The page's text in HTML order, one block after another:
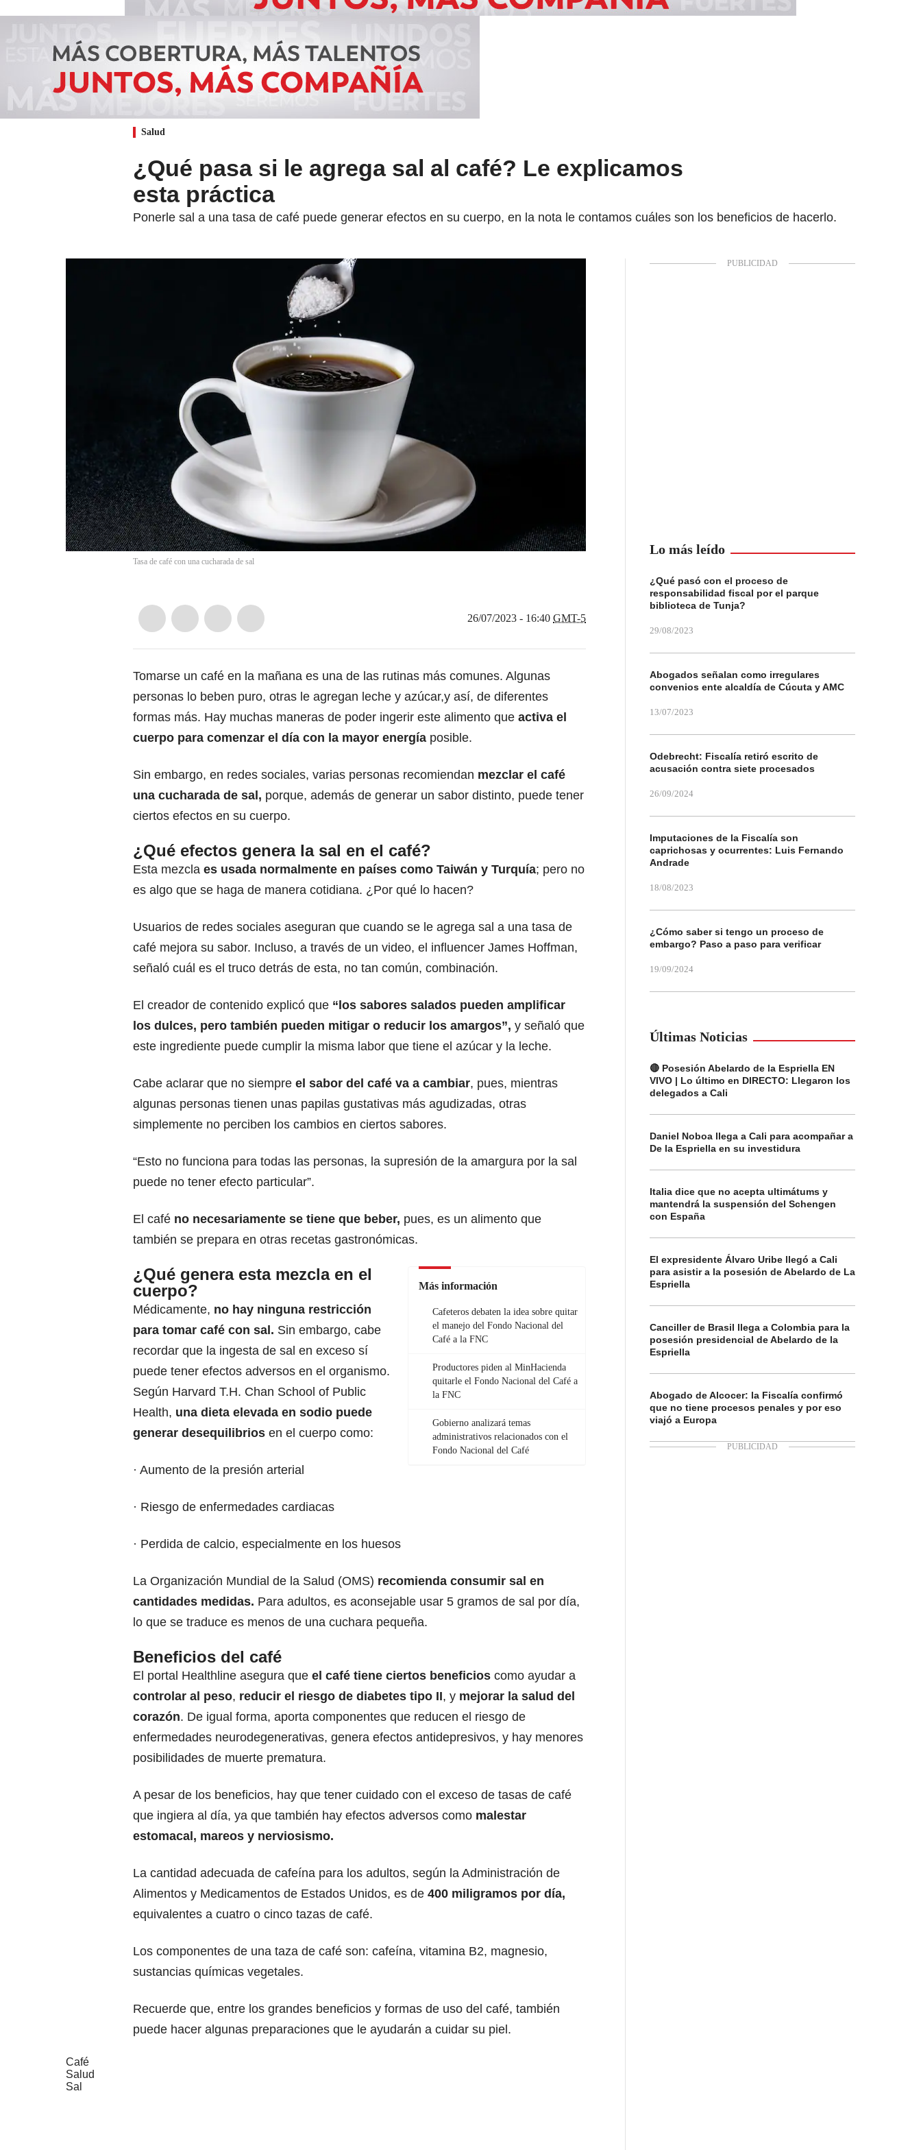
Salud
¿Qué pasa si le agrega sal al café? Le explicamos
esta práctica
Ponerle sal a una tasa de café puede generar efectos en su cuerpo, en la nota le contamos cuáles son los beneficios de hacerlo.
Tasa de café con una cucharada de sal
26/07/2023 - 16:40 GMT-5
Tomarse un café en la mañana es una de las rutinas más comunes. Algunas
personas lo beben puro, otras le agregan leche y azúcar,y así, de diferentes
formas más. Hay muchas maneras de poder ingerir este alimento que activa el
cuerpo para comenzar el día con la mayor energía posible.
Sin embargo, en redes sociales, varias personas recomiendan mezclar el café
una cucharada de sal, porque, además de generar un sabor distinto, puede tener
ciertos efectos en su cuerpo.
¿Qué efectos genera la sal en el café?
Esta mezcla es usada normalmente en países como Taiwán y Turquía; pero no
es algo que se haga de manera cotidiana. ¿Por qué lo hacen?
Usuarios de redes sociales aseguran que cuando se le agrega sal a una tasa de
café mejora su sabor. Incluso, a través de un video, el influencer James Hoffman,
señaló cuál es el truco detrás de esta, no tan común, combinación.
El creador de contenido explicó que “los sabores salados pueden amplificar
los dulces, pero también pueden mitigar o reducir los amargos”, y señaló que
este ingrediente puede cumplir la misma labor que tiene el azúcar y la leche.
Cabe aclarar que no siempre el sabor del café va a cambiar, pues, mientras
algunas personas tienen unas papilas gustativas más agudizadas, otras
simplemente no perciben los cambios en ciertos sabores.
“Esto no funciona para todas las personas, la supresión de la amargura por la sal
puede no tener efecto particular”.
El café no necesariamente se tiene que beber, pues, es un alimento que
también se prepara en otras recetas gastronómicas.
Más información
Cafeteros debaten la idea sobre quitar
el manejo del Fondo Nacional del
Café a la FNC
Productores piden al MinHacienda
quitarle el Fondo Nacional del Café a
la FNC
Gobierno analizará temas
administrativos relacionados con el
Fondo Nacional del Café
¿Qué genera esta mezcla en el
cuerpo?
Médicamente, no hay ninguna restricción
para tomar café con sal. Sin embargo, cabe
recordar que la ingesta de sal en exceso sí
puede tener efectos adversos en el organismo.
Según Harvard T.H. Chan School of Public
Health, una dieta elevada en sodio puede
generar desequilibrios en el cuerpo como:
· Aumento de la presión arterial
· Riesgo de enfermedades cardiacas
· Perdida de calcio, especialmente en los huesos
La Organización Mundial de la Salud (OMS) recomienda consumir sal en
cantidades medidas. Para adultos, es aconsejable usar 5 gramos de sal por día,
lo que se traduce es menos de una cuchara pequeña.
Beneficios del café
El portal Healthline asegura que el café tiene ciertos beneficios como ayudar a
controlar al peso, reducir el riesgo de diabetes tipo II, y mejorar la salud del
corazón. De igual forma, aporta componentes que reducen el riesgo de
enfermedades neurodegenerativas, genera efectos antidepresivos, y hay menores
posibilidades de muerte prematura.
A pesar de los beneficios, hay que tener cuidado con el exceso de tasas de café
que ingiera al día, ya que también hay efectos adversos como malestar
estomacal, mareos y nerviosismo.
La cantidad adecuada de cafeína para los adultos, según la Administración de
Alimentos y Medicamentos de Estados Unidos, es de 400 miligramos por día,
equivalentes a cuatro o cinco tazas de café.
Los componentes de una taza de café son: cafeína, vitamina B2, magnesio,
sustancias químicas vegetales.
Recuerde que, entre los grandes beneficios y formas de uso del café, también
puede hacer algunas preparaciones que le ayudarán a cuidar su piel.
Café
Salud
Sal
Lo más leído
¿Qué pasó con el proceso de
responsabilidad fiscal por el parque
biblioteca de Tunja?
29/08/2023
Abogados señalan como irregulares
convenios ente alcaldía de Cúcuta y AMC
13/07/2023
Odebrecht: Fiscalía retiró escrito de
acusación contra siete procesados
26/09/2024
Imputaciones de la Fiscalía son
caprichosas y ocurrentes: Luis Fernando
Andrade
18/08/2023
¿Cómo saber si tengo un proceso de
embargo? Paso a paso para verificar
19/09/2024
Últimas Noticias
🔴 Posesión Abelardo de la Espriella EN
VIVO | Lo último en DIRECTO: Llegaron los
delegados a Cali
Daniel Noboa llega a Cali para acompañar a
De la Espriella en su investidura
Italia dice que no acepta ultimátums y
mantendrá la suspensión del Schengen
con España
El expresidente Álvaro Uribe llegó a Cali
para asistir a la posesión de Abelardo de La
Espriella
Canciller de Brasil llega a Colombia para la
posesión presidencial de Abelardo de la
Espriella
Abogado de Alcocer: la Fiscalía confirmó
que no tiene procesos penales y por eso
viajó a Europa